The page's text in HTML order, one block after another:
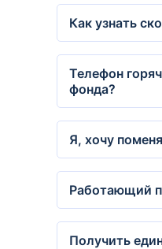
Как узнать
Телефон
фонда?
Я, хочу
Работающий
Получить